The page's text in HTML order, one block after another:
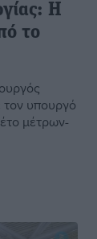
Η
το
υπουργό
μέτρων-